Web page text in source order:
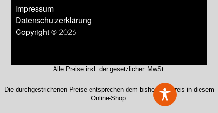
Impressum
Datenschutzerklärung
Copyright © 2026
Alle Preise inkl. der gesetzlichen MwSt.
Die durchgestrichenen Preise entsprechen dem bisherigen Preis in diesem
Online-Shop.